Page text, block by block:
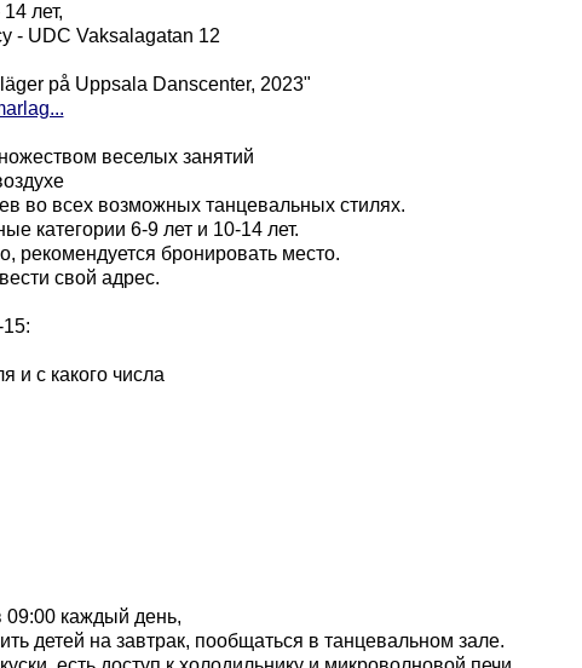
лет,
- UDC Vaksalagatan 12
på Uppsala Danscenter, 2023"
веселых занятий
во всех возможных танцевальных стилях.
категории 6-9 лет и 10-14 лет.
рекомендуется бронировать место.
свой адрес.
и с какого числа
09:00 каждый день,
детей на завтрак, пообщаться в танцевальном зале.